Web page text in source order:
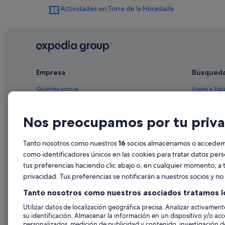
Casas privadas de vacaciones en Pilar de la Horadada
Hoteles para familias en Torre de la Horadada
Apartamentos en El Mojón
Casas de huéspedes en Mil Palmeras
Casas de campo en El Mojón
Albergues en Pilar de la Horadada
Pilar de la Horadada hoteles
Hoteles de 3 estrellas en Mil Palmeras
El Mojón hoteles
Hoteles con todo incluido en Pilar de la Horadada
Actividades en Torre de la Horadada
Empresa
Quiénes somos
Anuncia tu alojamiento
Prensa
Viajes a
Alquileres
Vuelos
Alquiler de
Nos preocupamos por tu
Tanto nosotros como nuestros16 socios almacenamos o
como identificadores únicos en las cookies para tratar datos
tus preferencias haciendo clic abajo o, en cualquier momento,
privacidad. Tus preferencias se notificarán a nuestros socios y
Tanto nosotros como nuestros asociados tratamos
Utilizar datos de localización geográfica precisa. Analizar
su identificación. Almacenar la información en un dispositivo y/o